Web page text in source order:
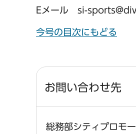
Eメール si-
今号の目次にもどる
お問い合わせ先
総務部シティプロモ